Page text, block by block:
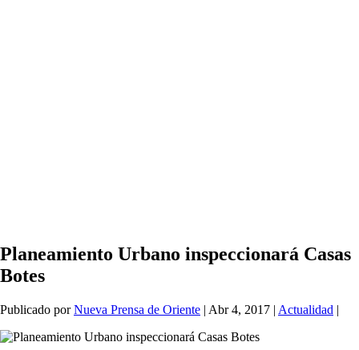
Planeamiento Urbano inspeccionará Casas
Botes
Publicado porNueva Prensa de Oriente | Abr 4, 2017 | Actualidad |